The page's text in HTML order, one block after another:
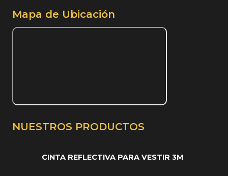
Mapa de Ubicación
NUESTROS PRODUCTOS
CINTA REFLECTIVA PARA VESTIR 3M